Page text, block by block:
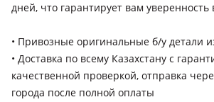
дней, что гарантирует вам уверенность
• Привозные оригинальные б/у детали
• Доставка по всему Казахстану с
качественной проверкой, отправка
города после полной оплаты